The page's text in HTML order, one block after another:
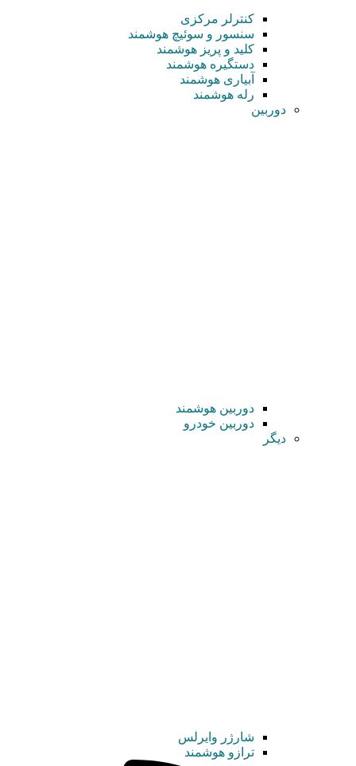
کنترلر مرکزی
سنسور و سوئیچ هوشمند
کلید و پریز هوشمند
دستگیره هوشمند
آبیاری هوشمند
رله هوشمند
دوربین
دوربین هوشمند
دوربین خودرو
دیگر
شارژر وایرلس
ترازو هوشمند